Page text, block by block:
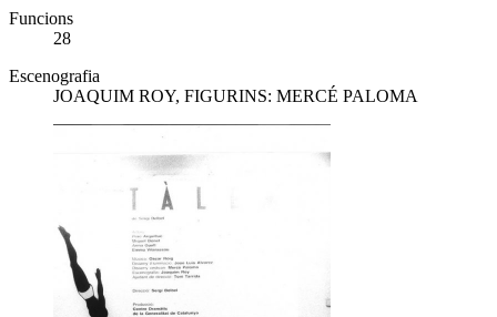
Funcions
28
Escenografia
JOAQUIM ROY, FIGURINS: MERCÉ PALOMA